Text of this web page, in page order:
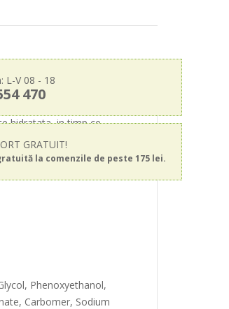
L-V 08 - 18
470
GRATUIT!
la comenzile de peste 175 lei.
hidratata, in timp ce
in jurul ochilor.
productia de colagen.
Phenoxyethanol,
Carbomer, Sodium